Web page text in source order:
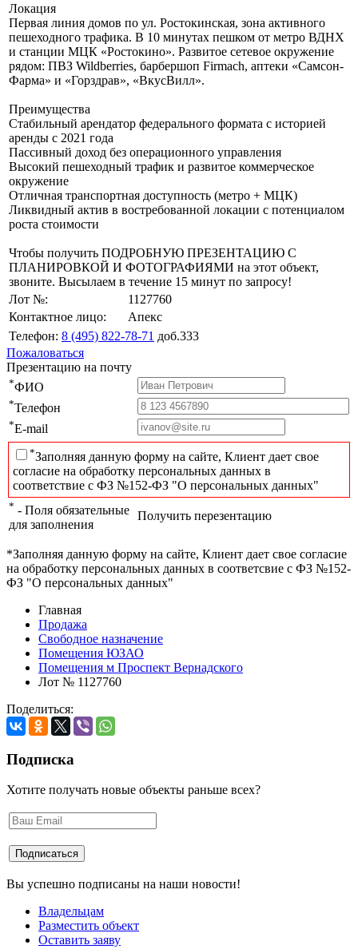
Локация
Первая линия домов по ул. Ростокинская, зона активного
пешеходного трафика. В 10 минутах пешком от метро ВДНХ
и станции МЦК «Ростокино». Развитое сетевое окружение
рядом: ПВЗ Wildberries, барбершоп Firmach, аптеки «Самсон-
Фарма» и «Горздрав», «ВкусВилл».
Преимущества
Стабильный арендатор федерального формата с историей
аренды с 2021 года
Пассивный доход без операционного управления
Высокий пешеходный трафик и развитое коммерческое
окружение
Отличная транспортная доступность (метро + МЦК)
Ликвидный актив в востребованной локации с потенциалом
роста стоимости
Чтобы получить ПОДРОБНУЮ ПРЕЗЕНТАЦИЮ С
ПЛАНИРОВКОЙ И ФОТОГРАФИЯМИ на этот объект,
звоните. Высылаем в течение 15 минут по запросу!
Лот №:
1127760
Контактное лицо:
Апекс
Телефон: 8 (495) 822-78-71 доб.333
Пожаловаться
Презентацию на почту
*ФИО
*Телефон
*E-mail
*Заполняя данную форму на сайте, Клиент дает свое
согласие на обработку персональных данных в
соответствие с ФЗ №152-ФЗ "О персональных данных"
* - Поля обязательные
для заполнения
Получить перезентацию
*Заполняя данную форму на сайте, Клиент дает свое согласие
на обработку персональных данных в соответсвие с ФЗ №152-
ФЗ "О персональных данных"
Главная
Продажа
Свободное назначение
Помещения ЮЗАО
Помещения м Проспект Вернадского
Лот № 1127760
Поделиться:
Подписка
Хотите получать новые объекты раньше всех?
Вы успешно подписаны на наши новости!
Владельцам
Разместить объект
Оставить заяву